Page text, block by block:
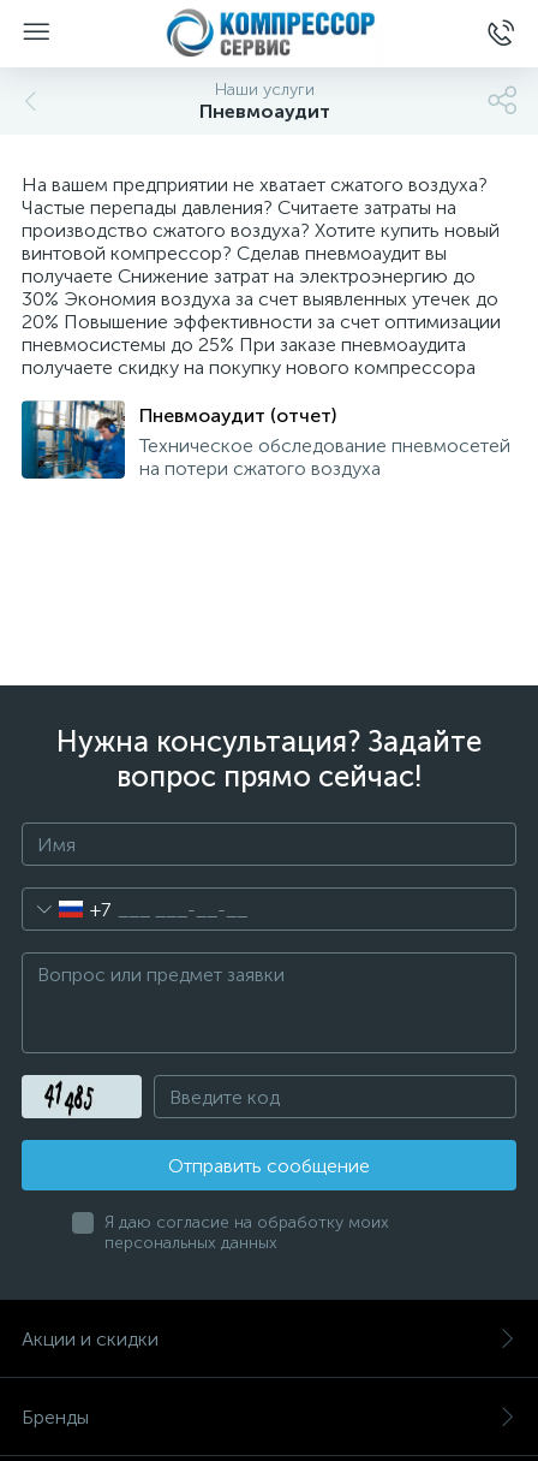
Наши услуги
Пневмоаудит
На вашем предприятии не хватает сжатого воздуха?
Частые перепады давления? Считаете затраты на
производство сжатого воздуха? Хотите купить новый
винтовой компрессор? Сделав пневмоаудит вы
получаете Снижение затрат на электроэнергию до
30% Экономия воздуха за счет выявленных утечек до
20% Повышение эффективности за счет оптимизации
пневмосистемы до 25% При заказе пневмоаудита
получаете скидку на покупку нового компрессора
Пневмоаудит (отчет)
Техническое обследование пневмосетей
на потери сжатого воздуха
Нужна консультация? Задайте
вопрос прямо сейчас!
+7
Отправить сообщение
Я даю согласие на обработку моих
персональных данных
Акции и скидки
Бренды